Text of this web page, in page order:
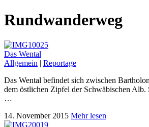
Rundwanderweg
Das Wental
Allgemein | Reportage
Das Wental befindet sich zwischen
dem östlichen Zipfel der Schwäbischen Alb.
…
14. November 2015 Mehr lesen